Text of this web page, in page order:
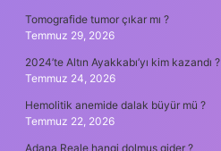
Tomografide tumor çıkar mı ?
Temmuz 29, 2026
2024’te Altın Ayakkabı’yı kim kazandı ?
Temmuz 24, 2026
Hemolitik anemide dalak büyür mü ?
Temmuz 22, 2026
Adana Reale hangi dolmus gider ?